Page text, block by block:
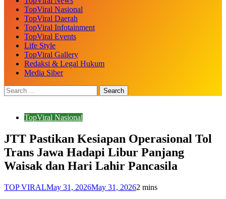
TopViral Nasional
TopViral Daerah
TopViral Infotainment
TopViral Events
Life Style
TopViral Gallery
Redaksi & Legal Hukum
Media Siber
TopViral Nasional
JTT Pastikan Kesiapan Operasional Tol
Trans Jawa Hadapi Libur Panjang
Waisak dan Hari Lahir Pancasila
TOP VIRALMay 31, 2026May 31, 20262 mins